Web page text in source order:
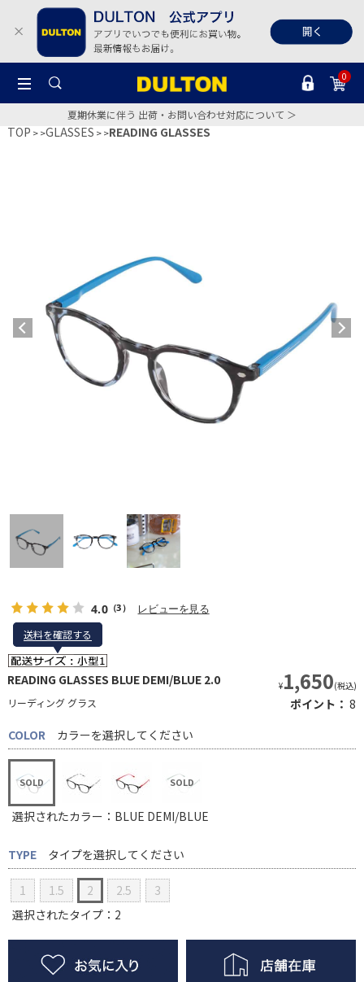
0
夏期休業に伴う 出荷・お問い合わせ対応について ＞
TOP >GLASSES >READING GLASSES
4.0（3） レビューを見る
送料を確認する
送料を確認する
READING GLASSES BLUE DEMI/BLUE 2.0
リーディング グラス
¥1,650(税込)
ポイント： 8
COLOR
カラーを選択してください
選択されたカラー：BLUE DEMI/BLUE
TYPE タイプを選択してください
1 1.5 2 2.5
3
選択されたタイプ：2